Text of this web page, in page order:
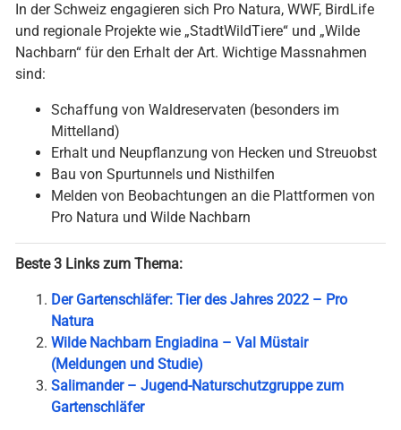
In der Schweiz engagieren sich Pro Natura, WWF, BirdLife
und regionale Projekte wie „StadtWildTiere“ und „Wilde
Nachbarn“ für den Erhalt der Art. Wichtige Massnahmen
sind:
Schaffung von Waldreservaten (besonders im
Mittelland)
Erhalt und Neupflanzung von Hecken und Streuobst
Bau von Spurtunnels und Nisthilfen
Melden von Beobachtungen an die Plattformen von
Pro Natura und Wilde Nachbarn
Beste 3 Links zum Thema:
Der Gartenschläfer: Tier des Jahres 2022 – Pro
Natura
Wilde Nachbarn Engiadina – Val Müstair
(Meldungen und Studie)
Salimander – Jugend-Naturschutzgruppe zum
Gartenschläfer